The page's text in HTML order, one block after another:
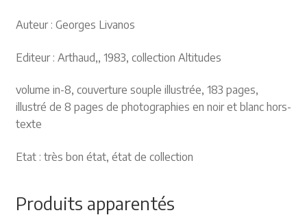
Auteur : Georges Livanos
Editeur : Arthaud,, 1983, collection Altitudes
volume in-8, couverture souple illustrée, 183 pages,
illustré de 8 pages de photographies en noir et blanc hors-
texte
Etat : très bon état, état de collection
Produits apparentés